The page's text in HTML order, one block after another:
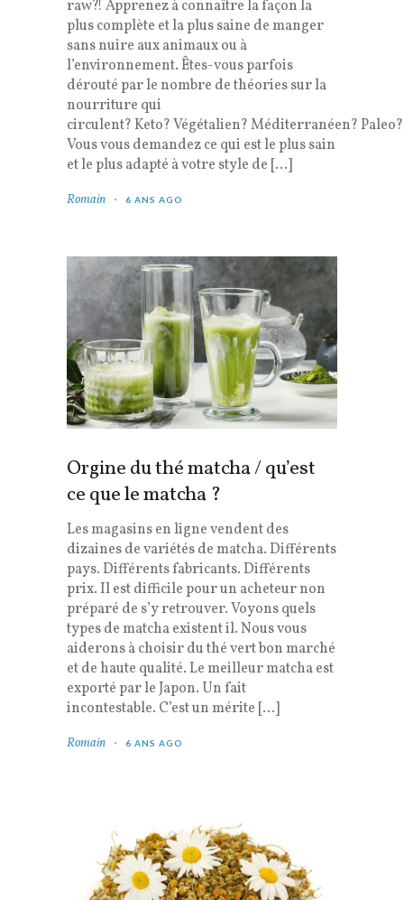
raw?! Apprenez à connaître la façon la
plus complète et la plus saine de manger
sans nuire aux animaux ou à
l’environnement. Êtes-vous parfois
dérouté par le nombre de théories sur la
nourriture qui
circulent? Keto? Végétalien? Méditerranéen?
Vous vous demandez ce qui est le plus sain
et le plus adapté à votre style de […]
Romain 6 ANS AGO
Orgine du thé matcha / qu’est
ce que le matcha ?
Les magasins en ligne vendent des
dizaines de variétés de matcha. Différents
pays. Différents fabricants. Différents
prix. Il est difficile pour un acheteur non
préparé de s’y retrouver. Voyons quels
types de matcha existent il. Nous vous
aiderons à choisir du thé vert bon marché
et de haute qualité. Le meilleur matcha est
exporté par le Japon. Un fait
incontestable. C’est un mérite […]
Romain 6 ANS AGO